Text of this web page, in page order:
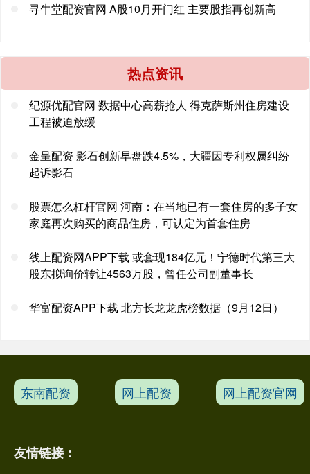
寻牛堂配资官网 A股10月开门红 主要股指再创新高
热点资讯
纪源优配官网 数据中心高薪抢人 得克萨斯州住房建设
工程被迫放缓
金呈配资 影石创新早盘跌4.5%，大疆因专利权属纠纷
起诉影石
股票怎么杠杆官网 ​河南：在当地已有一套住房的多子女
家庭再次购买的商品住房，可认定为首套住房
线上配资网APP下载 或套现184亿元！宁德时代第三大
股东拟询价转让4563万股，曾任公司副董事长
华富配资APP下载 北方长龙龙虎榜数据（9月12日）
东南配资 网上配资 网上配资官网
友情链接：